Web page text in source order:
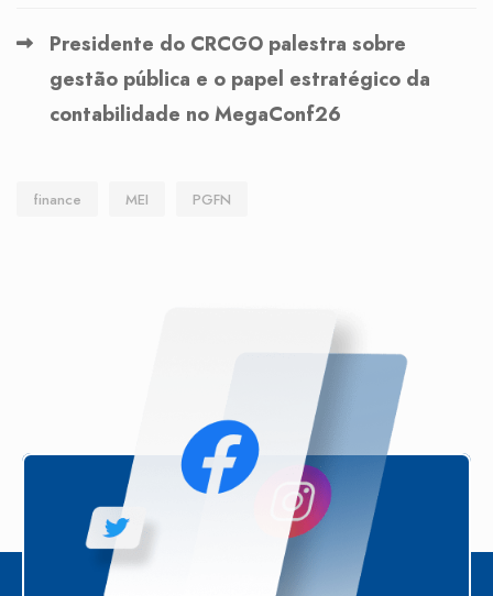
Presidente do CRCGO palestra sobre
gestão pública e o papel estratégico da
contabilidade no MegaConf26
finance MEI PGFN